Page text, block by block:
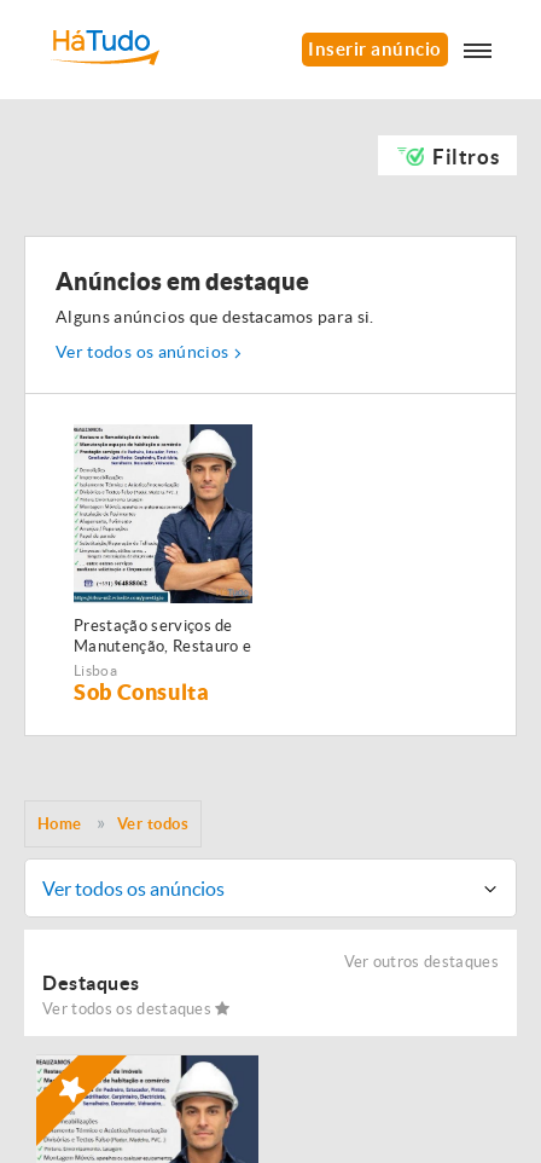
Inserir anúncio
Filtros
Anúncios em destaque
Alguns anúncios que destacamos para si.
Ver todos os anúncios
Prestação serviços de
Manutenção, Restauro e
Remodelação de
imóveis!
Lisboa
Sob Consulta
Home Ver todos
Ver todos os anúncios
Ver outros destaques
Destaques
Ver todos os destaques